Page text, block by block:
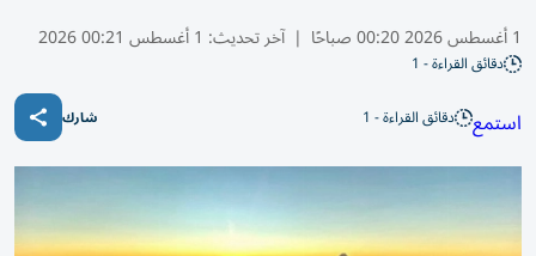
1 أغسطس 2026 00:20 صباحًا | آخر تحديث: 1 أغسطس 00:21 2026
دقائق القراءة - 1
استمع دقائق القراءة - 1 شارك